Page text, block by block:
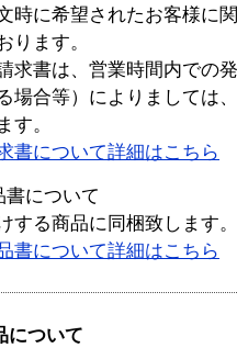
時に希望されたお客様に
ります。
求書は、営業時間内での
場合等）によりましては
す。
書について詳細はこちら
書について
する商品に同梱致します。
書について詳細はこちら
について